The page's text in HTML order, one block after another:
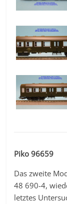
Piko 96659
Das zweite
48 690-4,
letztes